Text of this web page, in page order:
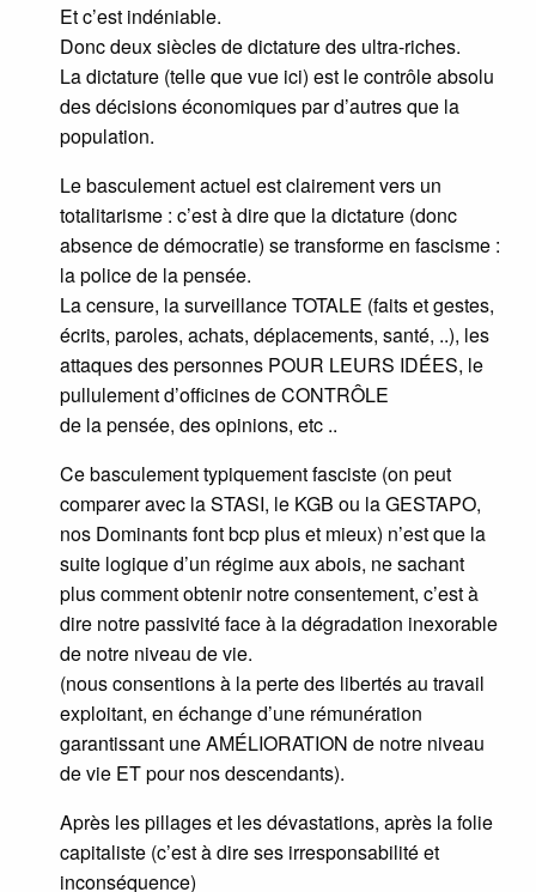
Et c’est indéniable.
Donc deux siècles de dictature des ultra-riches.
La dictature (telle que vue ici) est le contrôle absolu
des décisions économiques par d’autres que la
population.
Le basculement actuel est clairement vers un
totalitarisme : c’est à dire que la dictature (donc
absence de démocratie) se transforme en fascisme :
la police de la pensée.
La censure, la surveillance TOTALE (faits et gestes,
écrits, paroles, achats, déplacements, santé, ..), les
attaques des personnes POUR LEURS IDÉES, le
pullulement d’officines de CONTRÔLE
de la pensée, des opinions, etc ..
Ce basculement typiquement fasciste (on peut
comparer avec la STASI, le KGB ou la GESTAPO,
nos Dominants font bcp plus et mieux) n’est que la
suite logique d’un régime aux abois, ne sachant
plus comment obtenir notre consentement, c’est à
dire notre passivité face à la dégradation inexorable
de notre niveau de vie.
(nous consentions à la perte des libertés au travail
exploitant, en échange d’une rémunération
garantissant une AMÉLIORATION de notre niveau
de vie ET pour nos descendants).
Après les pillages et les dévastations, après la folie
capitaliste (c’est à dire ses irresponsabilité et
inconséquence)